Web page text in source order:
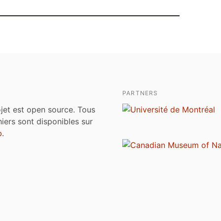
est open source. Tous
sont disponibles sur
.
PARTNERS